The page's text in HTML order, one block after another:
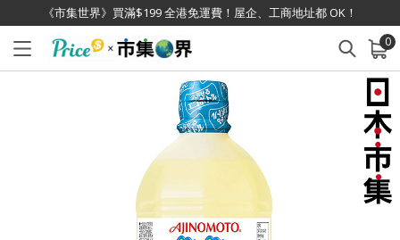
《市集世界》買滿$199 全港免運費！屋企、工商地址都 OK！
0
已加入購物車 查看